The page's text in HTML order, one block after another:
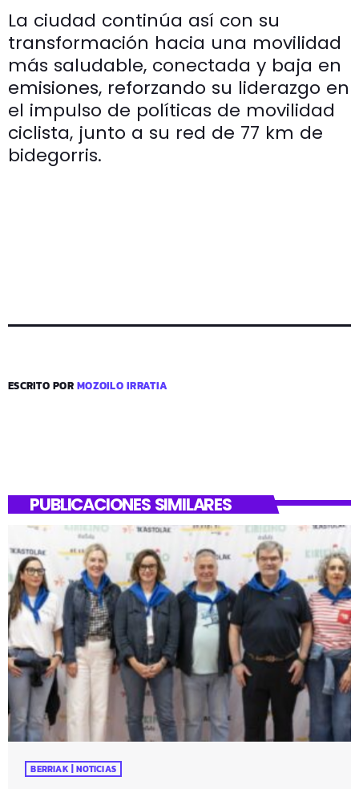
La ciudad continúa así con su
transformación hacia una movilidad
más saludable, conectada y baja en
emisiones, reforzando su liderazgo en
el impulso de políticas de movilidad
ciclista, junto a su red de 77 km de
bidegorris.
ESCRITO PORMOZOILO IRRATIA
PUBLICACIONES SIMILARES
BERRIAK | NOTICIAS